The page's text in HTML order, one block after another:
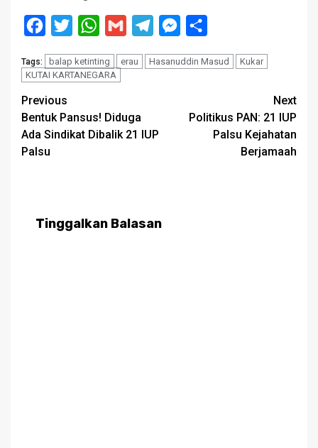
Facebook
Twitter WhatsApp
Gmail TelegramMessenger
Tags: balap ketinting erau Hasanuddin Masud
Kukar
KUTAI KARTANEGARA
Post
navigation
Previous
Bentuk Pansus! Diduga
Ada Sindikat Dibalik 21 IUP
Palsu
Next
Politikus PAN: 21 IUP
Palsu Kejahatan
Berjamaah
Tinggalkan Balasan